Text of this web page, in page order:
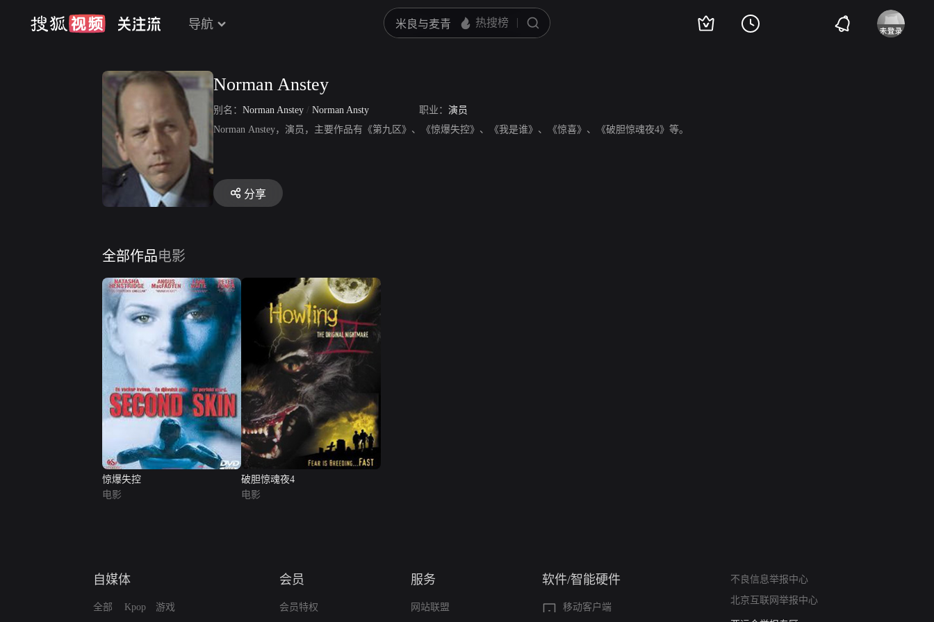
导航
Norman Anstey
别名： Norman Anstey / Norman Ansty 职业： 演员
Norman Anstey，演员，主要作品有《第九区》、《惊爆失控》、《我是谁》、《惊喜》、《破胆惊魂夜4》等。
分享
全部作品电影
惊爆失控
电影
破胆惊魂夜4
电影
自媒体
全部 Kpop 游戏
会员
会员特权
服务
网站联盟
软件/智能硬件
移动客户端
不良信息举报中心
北京互联网举报中心
算法推荐专项举报